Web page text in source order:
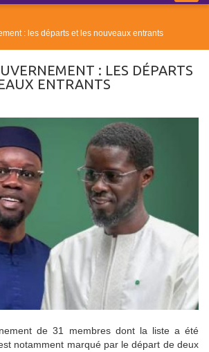
: les départs et les nouveaux entrants
: LES DÉPARTS
ENTRANTS
de 31 membres dont la liste a été
notamment marqué par le départ de deux